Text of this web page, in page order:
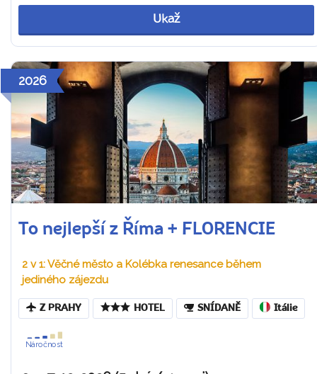
Ukaž
2026
To nejlepší z Říma + FLORENCIE
2 v 1: Věčné město a Kolébka renesance během
jediného zájezdu
Z PRAHY HOTEL SNÍDANĚ Itálie
Náročnost